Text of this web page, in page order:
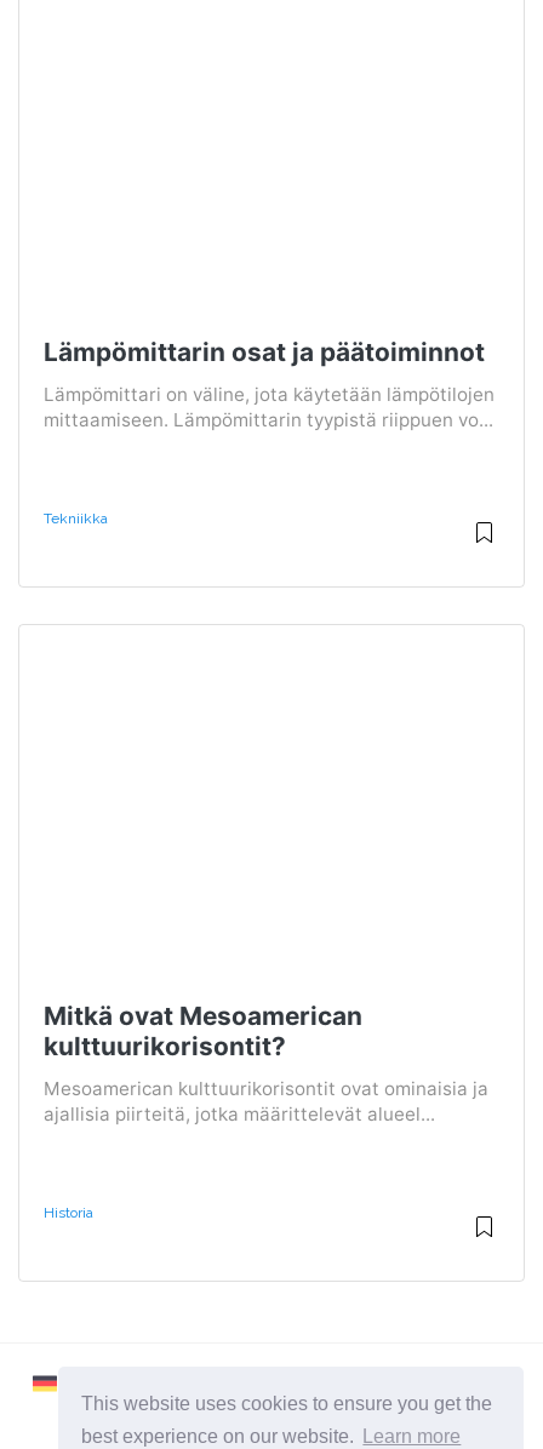
This website uses cookies to ensure you get the
best experience on our website.
Learn more
Lämpömittarin osat ja päätoiminnot
Lämpömittari on väline, jota käytetään lämpötilojen
mittaamiseen. Lämpömittarin tyypistä riippuen vo...
Tekniikka
Mitkä ovat Mesoamerican
kulttuurikorisontit?
Mesoamerican kulttuurikorisontit ovat ominaisia ​​ja
ajallisia piirteitä, jotka määrittelevät alueel...
Historia